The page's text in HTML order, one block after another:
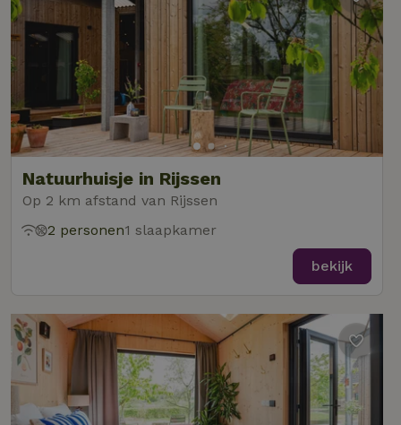
Natuurhuisje in Rijssen
Op 2 km afstand van Rijssen
2 personen1 slaapkamer
bekijk